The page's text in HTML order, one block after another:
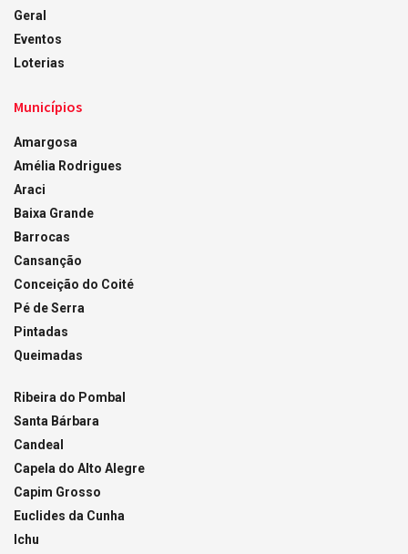
Geral
Eventos
Loterias
Municípios
Amargosa
Amélia Rodrigues
Araci
Baixa Grande
Barrocas
Cansanção
Conceição do Coité
Pé de Serra
Pintadas
Queimadas
Ribeira do Pombal
Santa Bárbara
Candeal
Capela do Alto Alegre
Capim Grosso
Euclides da Cunha
Ichu